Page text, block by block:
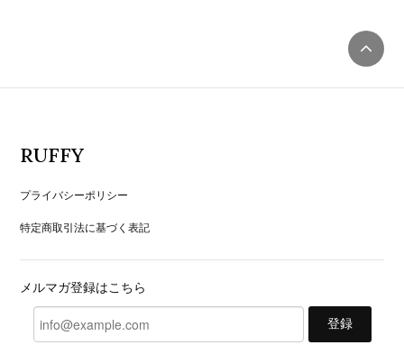
RUFFY
プライバシーポリシー
特定商取引法に基づく表記
メルマガ登録はこちら
登録